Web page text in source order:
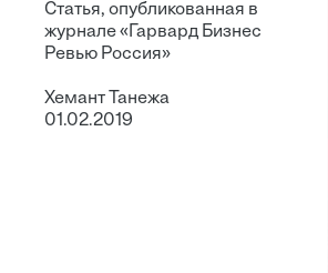
Статья, опубликованная в
журнале «Гарвард Бизнес
Ревью Россия»
Хемант Танежа
01.02.2019